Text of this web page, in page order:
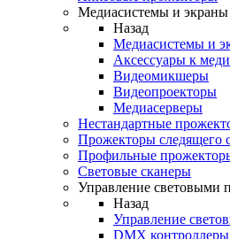
Медиасистемы и экраны
Назад
Медиасистемы и
Аксессуары к
Видеомикшеры
Видеопроекторы
Медиасерверы
Нестандартные
Прожекторы следящего
Профильные
Световые сканеры
Управление световыми
Назад
Управление
DMX контроллеры